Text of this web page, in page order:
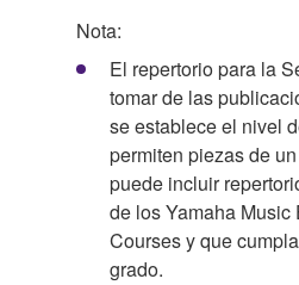
Nota:
El repertorio para la
tomar de las
se establece el nivel
permiten piezas de
puede incluir
de los Yamaha
Courses y que
grado.